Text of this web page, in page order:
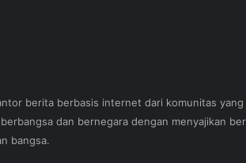
berita berbasis internet dari komunitas yang
dan bernegara dengan menyajikan
bangsa.